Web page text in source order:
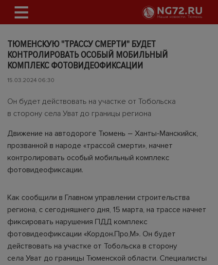
ТЮМЕНСКУЮ "ТРАССУ СМЕРТИ" БУДЕТ
КОНТРОЛИРОВАТЬ ОСОБЫЙ МОБИЛЬНЫЙ
КОМПЛЕКС ФОТОВИДЕОФИКСАЦИИ
15.03.2024 06:30
Он будет действовать на участке от Тобольска
в сторону села Уват до границы региона
Движение на автодороге Тюмень – Ханты-Манскийск,
прозванной в народе «трассой смерти», начнет
контролировать особый мобильный комплекс
фотовидеофиксации.
Как сообщили в Главном управлении строительства
региона, с сегодняшнего дня, 15 марта, на трассе начнет
фиксировать нарушения ПДД комплекс
фотовидеофиксации «Кордон.Про‚М». Он будет
действовать на участке от Тобольска в сторону
села Уват до границы Тюменской области. Специалисты